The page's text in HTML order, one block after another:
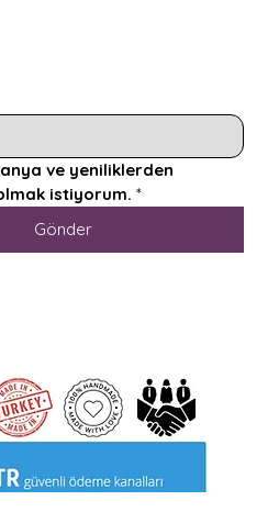
ve yeniliklerden
istiyorum. *
Gönder